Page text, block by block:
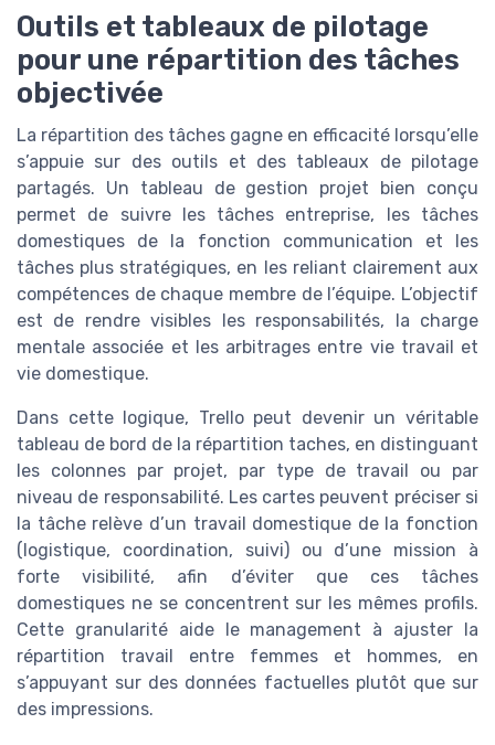
Outils et tableaux de pilotage
pour une répartition des tâches
objectivée
La répartition des tâches gagne en efficacité lorsqu’elle
s’appuie sur des outils et des tableaux de pilotage
partagés. Un tableau de gestion projet bien conçu
permet de suivre les tâches entreprise, les tâches
domestiques de la fonction communication et les
tâches plus stratégiques, en les reliant clairement aux
compétences de chaque membre de l’équipe. L’objectif
est de rendre visibles les responsabilités, la charge
mentale associée et les arbitrages entre vie travail et
vie domestique.
Dans cette logique, Trello peut devenir un véritable
tableau de bord de la répartition taches, en distinguant
les colonnes par projet, par type de travail ou par
niveau de responsabilité. Les cartes peuvent préciser si
la tâche relève d’un travail domestique de la fonction
(logistique, coordination, suivi) ou d’une mission à
forte visibilité, afin d’éviter que ces tâches
domestiques ne se concentrent sur les mêmes profils.
Cette granularité aide le management à ajuster la
répartition travail entre femmes et hommes, en
s’appuyant sur des données factuelles plutôt que sur
des impressions.